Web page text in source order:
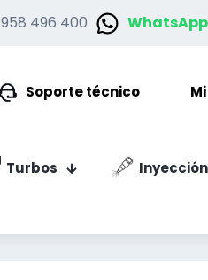
958 496 400 WhatsApp
Soporte técnico
Turbos
Inyección